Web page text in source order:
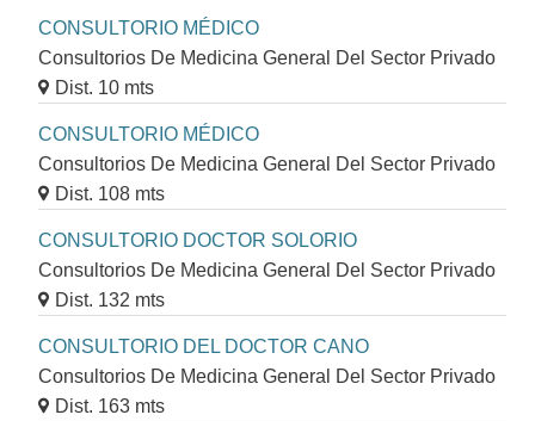
CONSULTORIO MÉDICO
Consultorios De Medicina General Del Sector Privado
Dist. 10 mts
CONSULTORIO MÉDICO
Consultorios De Medicina General Del Sector Privado
Dist. 108 mts
CONSULTORIO DOCTOR SOLORIO
Consultorios De Medicina General Del Sector Privado
Dist. 132 mts
CONSULTORIO DEL DOCTOR CANO
Consultorios De Medicina General Del Sector Privado
Dist. 163 mts